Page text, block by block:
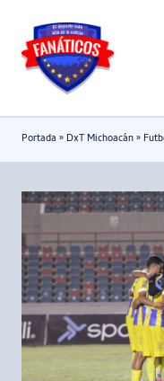
Saltar
contenido
F
n
a
t
c
o
s
Noticias
deportivas
-
Mundial
2026
Portada » DxT Michoacán»